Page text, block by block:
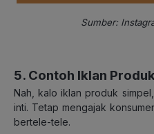
Sumber:
5. Contoh Iklan
Nah, kalo iklan produk
inti. Tetap mengajak
bertele-tele.